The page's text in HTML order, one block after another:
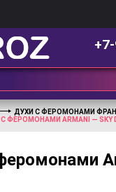
ДУХИ С ФЕРОМОНАМИ
ФЕРОМОНАМИ ARMANI — SKY